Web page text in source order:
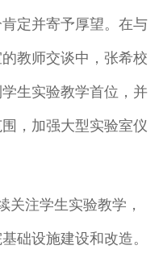
定并寄予厚望。在与
教师交谈中，张希校
生实验教学首位，并
，加强大型实验室仪
关注学生实验教学，
础设施建设和改造。